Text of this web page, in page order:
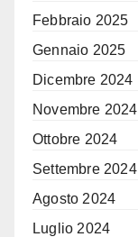
Febbraio 2025
Gennaio 2025
Dicembre 2024
Novembre 2024
Ottobre 2024
Settembre 2024
Agosto 2024
Luglio 2024